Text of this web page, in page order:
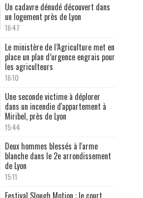
Un cadavre dénudé découvert dans
un logement près de Lyon
16:47
Le ministère de l’Agriculture met en
place un plan d’urgence engrais pour
les agriculteurs
16:10
Une seconde victime à déplorer
dans un incendie d'appartement à
Miribel, près de Lyon
15:44
Deux hommes blessés à l'arme
blanche dans le 2e arrondissement
de Lyon
15:11
Festival Slough Motion : le court